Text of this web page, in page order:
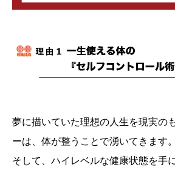
夢に描いていた理想の人生を現実の
ーは、体が整うことで湧いてきます。
そして、ハイレベルな健康状態を手